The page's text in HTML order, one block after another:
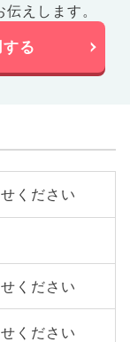
えします。
る
ください
ください
ください